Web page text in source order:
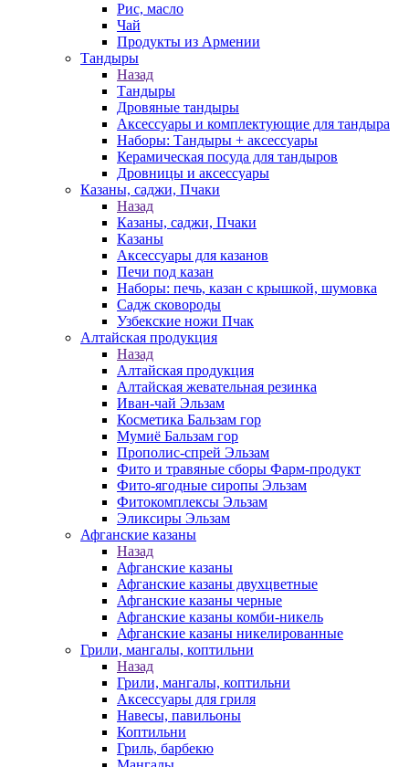
Рис, масло
Чай
Продукты из Армении
Тандыры
Назад
Тандыры
Дровяные тандыры
Аксессуары и комплектующие для тандыра
Наборы: Тандыры + аксессуары
Керамическая посуда для тандыров
Дровницы и аксессуары
Казаны, саджи, Пчаки
Назад
Казаны, саджи, Пчаки
Казаны
Аксессуары для казанов
Печи под казан
Наборы: печь, казан с крышкой, шумовка
Садж сковороды
Узбекские ножи Пчак
Алтайская продукция
Назад
Алтайская продукция
Алтайская жевательная резинка
Иван-чай Эльзам
Косметика Бальзам гор
Мумиё Бальзам гор
Прополис-спрей Эльзам
Фито и травяные сборы Фарм-продукт
Фито-ягодные сиропы Эльзам
Фитокомплексы Эльзам
Эликсиры Эльзам
Афганские казаны
Назад
Афганские казаны
Афганские казаны двухцветные
Афганские казаны черные
Афганские казаны комби-никель
Афганские казаны никелированные
Грили, мангалы, коптильни
Назад
Грили, мангалы, коптильни
Аксессуары для гриля
Навесы, павильоны
Коптильни
Гриль, барбекю